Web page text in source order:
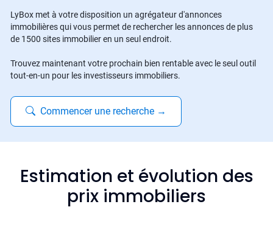
LyBox met à votre disposition un agrégateur d'annonces
immobilières qui vous permet de rechercher les annonces de plus
de 1500 sites immobilier en un seul endroit.
Trouvez maintenant votre prochain bien rentable avec le seul outil
tout-en-un pour les investisseurs immobiliers.
Commencer une recherche →
Estimation et évolution des
prix immobiliers